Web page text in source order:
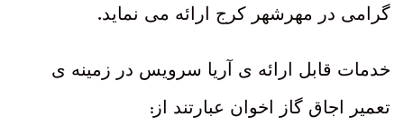
گرامی در مهرشهر کرج ارائه می نماید.
خدمات قابل ارائه ی آریا سرویس در زمینه ی
تعمیر اجاق گاز اخوان عبارتند از :